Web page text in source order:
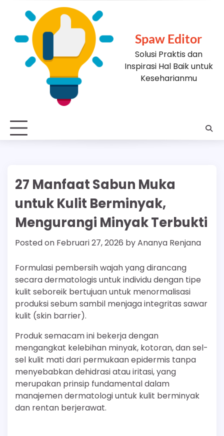
Spaw Editor
Solusi Praktis dan
Inspirasi Hal Baik untuk
Keseharianmu
27 Manfaat Sabun Muka
untuk Kulit Berminyak,
Mengurangi Minyak Terbukti
Posted on Februari 27, 2026 byAnanya Renjana
Formulasi pembersih wajah yang dirancang
secara dermatologis untuk individu dengan tipe
kulit seboreik bertujuan untuk menormalisasi
produksi sebum sambil menjaga integritas sawar
kulit (skin barrier).
Produk semacam ini bekerja dengan
mengangkat kelebihan minyak, kotoran, dan sel-
sel kulit mati dari permukaan epidermis tanpa
menyebabkan dehidrasi atau iritasi, yang
merupakan prinsip fundamental dalam
manajemen dermatologi untuk kulit berminyak
dan rentan berjerawat.